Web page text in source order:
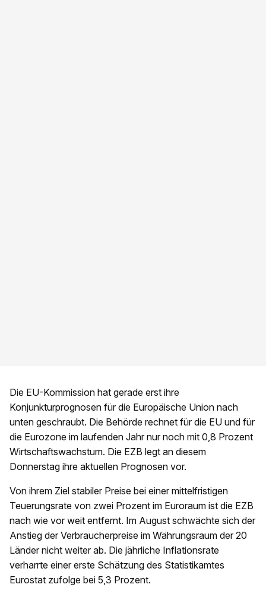
Die EU-Kommission hat gerade erst ihre
Konjunkturprognosen für die Europäische Union nach
unten geschraubt. Die Behörde rechnet für die EU und für
die Eurozone im laufenden Jahr nur noch mit 0,8 Prozent
Wirtschaftswachstum. Die EZB legt an diesem
Donnerstag ihre aktuellen Prognosen vor.
Von ihrem Ziel stabiler Preise bei einer mittelfristigen
Teuerungsrate von zwei Prozent im Euroraum ist die EZB
nach wie vor weit entfernt. Im August schwächte sich der
Anstieg der Verbraucherpreise im Währungsraum der 20
Länder nicht weiter ab. Die jährliche Inflationsrate
verharrte einer erste Schätzung des Statistikamtes
Eurostat zufolge bei 5,3 Prozent.